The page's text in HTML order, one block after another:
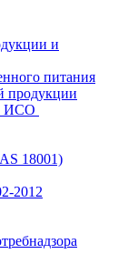
и
питания
продукции
ИСО
18001)
2012